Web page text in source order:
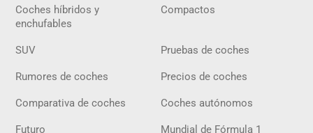
Coches híbridos y
enchufables
Compactos
SUV Pruebas de coches
Rumores de coches Precios de coches
Comparativa de coches Coches autónomos
Futuro Mundial de Fórmula 1